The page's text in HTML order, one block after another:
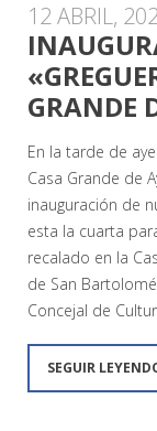
12 ABRIL,
GRANDE
En la tarde de
Casa Grande de
inauguración de
esta la cuarta
recalado en la
de San
Concejal de
SEGUIR